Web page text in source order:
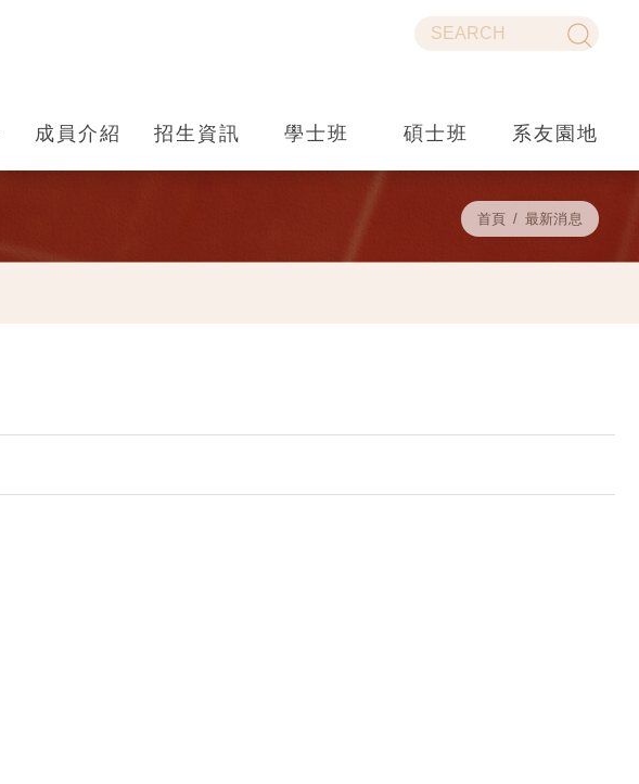
成員介紹 招生資訊 學士班 碩士班 系友園地
首頁 最新消息